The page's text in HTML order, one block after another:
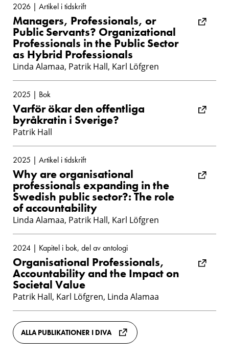
2026 | Artikel i tidskrift
Managers, Professionals, or
Public Servants? Organizational
Professionals in the Public Sector
as Hybrid Professionals
Linda Alamaa, Patrik Hall, Karl Löfgren
2025 | Bok
Varför ökar den offentliga
byråkratin i Sverige?
Patrik Hall
2025 | Artikel i tidskrift
Why are organisational
professionals expanding in the
Swedish public sector?: The role
of accountability
Linda Alamaa, Patrik Hall, Karl Löfgren
2024 | Kapitel i bok, del av antologi
Organisational Professionals,
Accountability and the Impact on
Societal Value
Patrik Hall, Karl Löfgren, Linda Alamaa
ALLA PUBLIKATIONER I DIVA